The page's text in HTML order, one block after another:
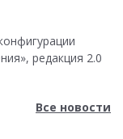
редакция 2.0
Все новости